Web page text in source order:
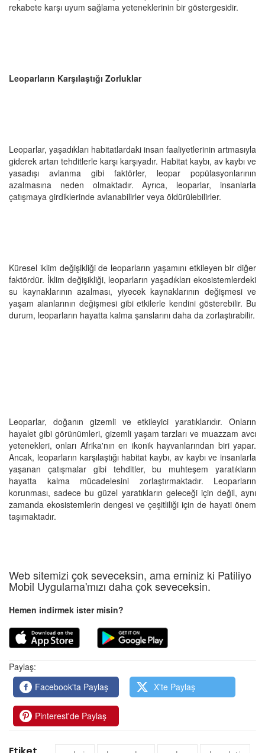
rekabete karşı uyum sağlama yeteneklerinin bir göstergesidir.
Leoparların Karşılaştığı Zorluklar
Leoparlar, yaşadıkları habitatlardaki insan faaliyetlerinin artmasıyla
giderek artan tehditlerle karşı karşıyadır. Habitat kaybı, av kaybı ve
yasadışı avlanma gibi faktörler, leopar popülasyonlarının
azalmasına neden olmaktadır. Ayrıca, leoparlar, insanlarla
çatışmaya girdiklerinde avlanabilirler veya öldürülebilirler.
Küresel iklim değişikliği de leoparların yaşamını etkileyen bir diğer
faktördür. İklim değişikliği, leoparların yaşadıkları ekosistemlerdeki
su kaynaklarının azalması, yiyecek kaynaklarının değişmesi ve
yaşam alanlarının değişmesi gibi etkilerle kendini gösterebilir. Bu
durum, leoparların hayatta kalma şanslarını daha da zorlaştırabilir.
Leoparlar, doğanın gizemli ve etkileyici yaratıklarıdır. Onların
hayalet gibi görünümleri, gizemli yaşam tarzları ve muazzam avcı
yetenekleri, onları Afrika'nın en ikonik hayvanlarından biri yapar.
Ancak, leoparların karşılaştığı habitat kaybı, av kaybı ve insanlarla
yaşanan çatışmalar gibi tehditler, bu muhteşem yaratıkların
hayatta kalma mücadelesini zorlaştırmaktadır. Leoparların
korunması, sadece bu güzel yaratıkların geleceği için değil, aynı
zamanda ekosistemlerin dengesi ve çeşitliliği için de hayati önem
taşımaktadır.
Web sitemizi çok seveceksin, ama eminiz ki Patiliyo
Mobil Uygulama'mızı daha çok seveceksin.
Hemen indirmek ister misin?
Paylaş:
Facebook'ta Paylaş
X'te Paylaş
Pinterest'de Paylaş